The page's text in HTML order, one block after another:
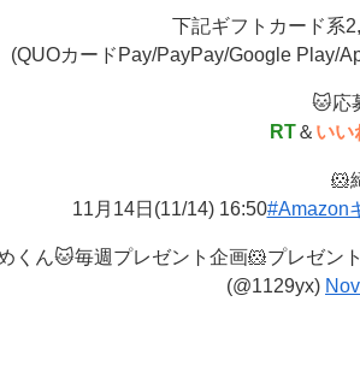
下記ギフトカード系
(QUOカードPay/PayPay/Google Play/
🐱応
RT＆ いい
🐹
11月14日(11/14) 16:50#Amazon
くん🐱毎週プレゼント企画🐹プレゼン
(@1129yx)